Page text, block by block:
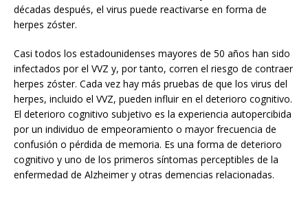
décadas después, el virus puede reactivarse en forma de
herpes zóster.
Casi todos los estadounidenses mayores de 50 años han sido
infectados por el VVZ y, por tanto, corren el riesgo de contraer
herpes zóster. Cada vez hay más pruebas de que los virus del
herpes, incluido el VVZ, pueden influir en el deterioro cognitivo.
El deterioro cognitivo subjetivo es la experiencia autopercibida
por un individuo de empeoramiento o mayor frecuencia de
confusión o pérdida de memoria. Es una forma de deterioro
cognitivo y uno de los primeros síntomas perceptibles de la
enfermedad de Alzheimer y otras demencias relacionadas.